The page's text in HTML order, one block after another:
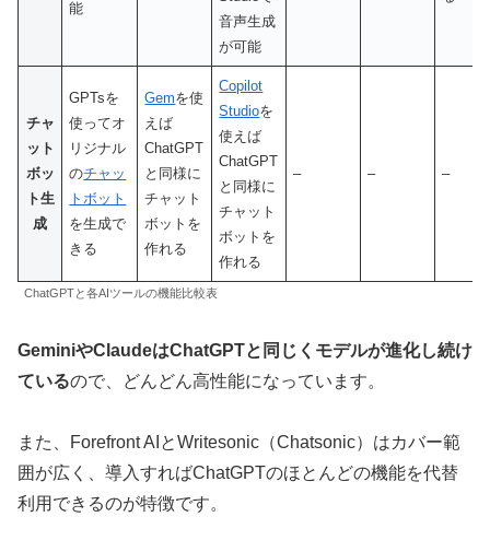
能
音声生成
が可能
チャ
ット
ボッ
ト生
成
GPTsを
使ってオ
リジナル
のチャッ
トボット
を生成で
きる
Gemを使
えば
ChatGPT
と同様に
チャット
ボットを
作れる
Copilot
Studioを
使えば
ChatGPT
と同様に
チャット
ボットを
作れる
– – –
ChatGPTと各AIツールの機能比較表
GeminiやClaudeはChatGPTと同じくモデルが進化し続け
ているので、どんどん高性能になっています。
また、Forefront AIとWritesonic（Chatsonic）はカバー範
囲が広く、導入すればChatGPTのほとんどの機能を代替
利用できるのが特徴です。